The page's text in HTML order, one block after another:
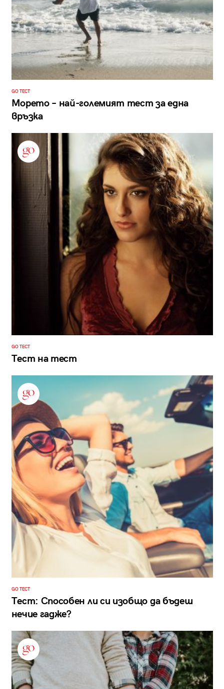
GO ТЕСТ
Морето – най-големият тест за една
връзка
GO ТЕСТ
Тест на тест
GO ТЕСТ
Тест: Способен ли си изобщо да бъдеш
нечие гадже?